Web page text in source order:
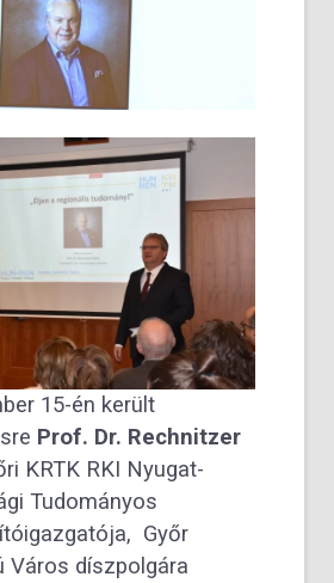
15-én került
Prof. Dr. Rechnitzer
KRTK RKI Nyugat-
Tudományos
Győr
Város díszpolgára